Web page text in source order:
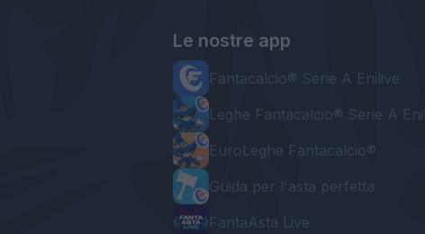
Le nostre app
Fantacalcio® Serie A Enilive
Leghe Fantacalcio® Serie A
EuroLeghe Fantacalcio®
Guida per l'asta perfetta
FantaAsta Live